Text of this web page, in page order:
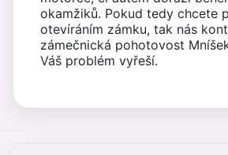
okamžiků. Pokud tedy chcete
otevíráním zámku, tak nás
zámečnická pohotovost
Váš problém vyřeší.